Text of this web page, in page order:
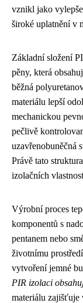
vznikl jako
široké uplatnění v
Základní složení
pěny, která
běžná
materiálu lepší
mechanickou
pečlivě
uzavřenobuněčná
Právě tato
izolačních
Výrobní proces
komponentů s
pentanem nebo
životnímu
vytvoření jemné
PIR izolaci
materiálu zajišťuje